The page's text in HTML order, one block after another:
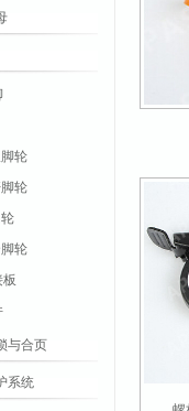
轮
轮
轮
板
与合页
系统